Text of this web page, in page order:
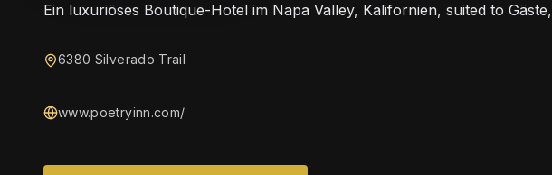
Ein luxuriöses Boutique-Hotel im Napa Valley, Kalifornien, suited to Gäste,
6380 Silverado Trail
www.poetryinn.com/